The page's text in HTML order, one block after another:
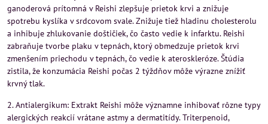
ganoderová prítomná v Reishi zlepšuje prietok krvi a znižuje
spotrebu kyslíka v srdcovom svale. Znižuje tiež hladinu cholesterolu
a inhibuje zhlukovanie doštičiek, čo často vedie k infarktu. Reishi
zabraňuje tvorbe plaku v tepnách, ktorý obmedzuje prietok krvi
zmenšením priechodu v tepnách, čo vedie k ateroskleróze. Štúdia
zistila, že konzumácia Reishi počas 2 týždňov môže výrazne znížiť
krvný tlak.
2. Antialergikum: Extrakt Reishi môže významne inhibovať rôzne typy
alergických reakcií vrátane astmy a dermatitídy. Triterpenoid,